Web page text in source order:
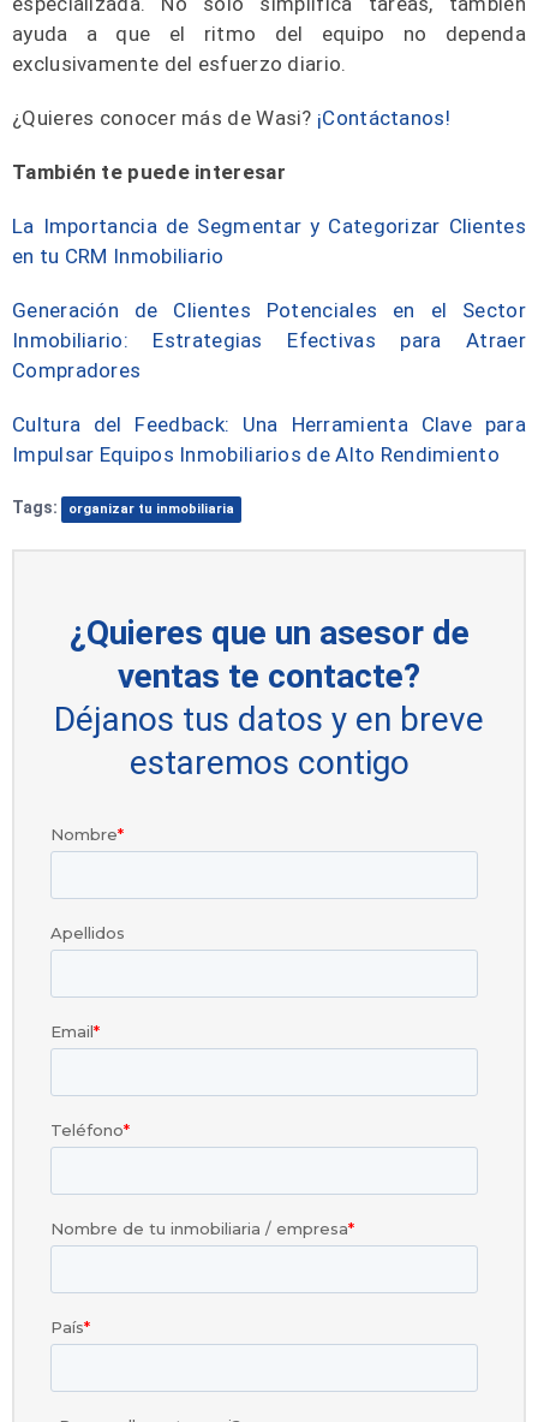
ayuda a que el ritmo del equipo no dependa
exclusivamente del esfuerzo diario.
¿Quieres conocer más de Wasi? ¡Contáctanos!
También te puede interesar
La Importancia de Segmentar y Categorizar Clientes
en tu CRM Inmobiliario
Generación de Clientes Potenciales en el Sector
Inmobiliario: Estrategias Efectivas para Atraer
Compradores
Cultura del Feedback: Una Herramienta Clave para
Impulsar Equipos Inmobiliarios de Alto Rendimiento
Tags: organizar tu inmobiliaria
¿Quieres que un asesor de
ventas te contacte?
Déjanos tus datos y en breve
estaremos contigo